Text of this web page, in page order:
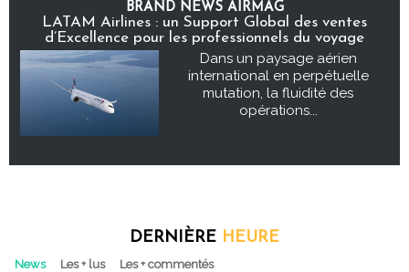
BRAND NEWS AIRMAG
LATAM Airlines : un Support Global des ventes
d’Excellence pour les professionnels du voyage
Dans un paysage aérien
international en perpétuelle
mutation, la fluidité des
opérations...
DERNIÈRE HEURE
News Les + lus Les + commentés